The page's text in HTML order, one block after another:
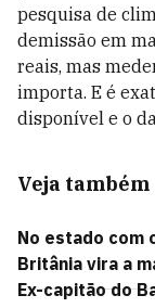
pesquisa de
demissão em
reais, mas
importa. E é
disponível e o
Veja também
No estado com
Britânia vira a
Ex-capitão do